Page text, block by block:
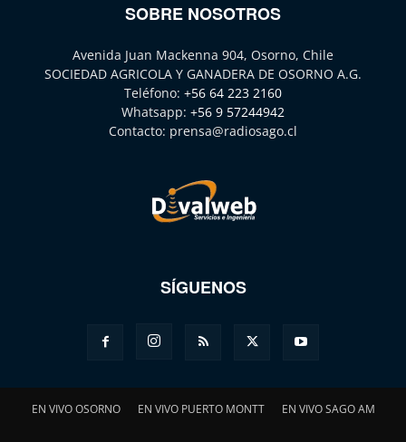
SOBRE NOSOTROS
Avenida Juan Mackenna 904, Osorno, Chile
SOCIEDAD AGRICOLA Y GANADERA DE OSORNO A.G.
Teléfono: +56 64 223 2160
Whatsapp: +56 9 57244942
Contacto: prensa@radiosago.cl
SÍGUENOS
EN VIVO OSORNO EN VIVO PUERTO MONTT EN VIVO SAGO AM